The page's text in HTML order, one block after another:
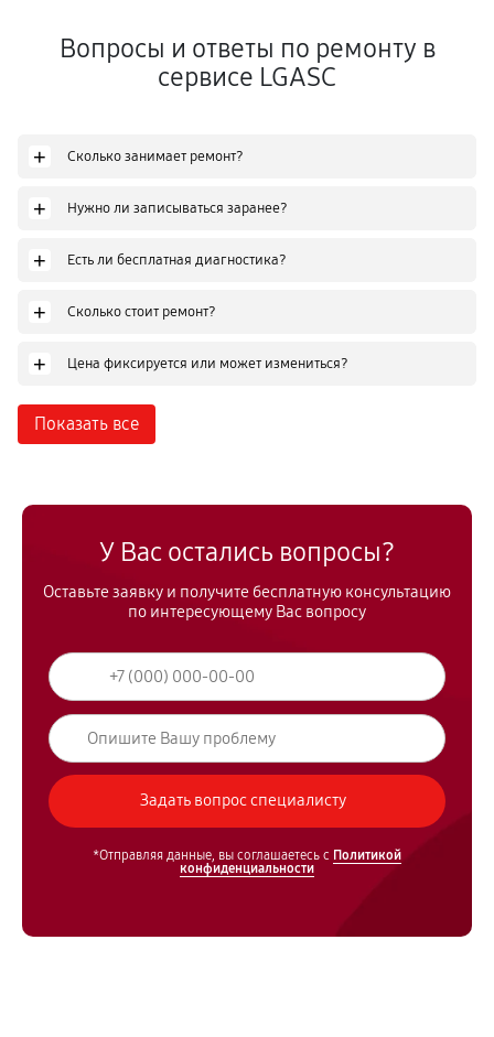
Вопросы и ответы по ремонту в
сервисе LGASC
+ Сколько занимает ремонт?
+ Нужно ли записываться заранее?
+ Есть ли бесплатная диагностика?
+ Сколько стоит ремонт?
+ Цена фиксируется или может измениться?
Показать все
У Вас остались вопросы?
Оставьте заявку и получите бесплатную консультацию
по интересующему Вас вопросу
*Отправляя данные, вы соглашаетесь с Политикой
конфиденциальности